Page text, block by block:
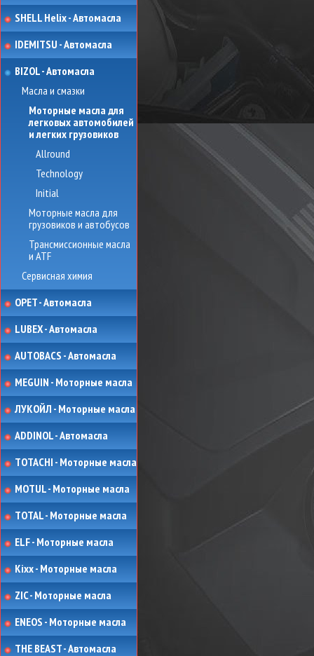
SHELL Helix - Автомасла
IDEMITSU - Автомасла
BIZOL - Автомасла
Масла и смазки
Моторные масла для
легковых автомобилей
и легких грузовиков
Allround
Technology
Initial
Моторные масла для
грузовиков и автобусов
Трансмиссионные масла
и ATF
Сервисная химия
OPET - Автомасла
LUBEX - Автомасла
AUTOBACS - Автомасла
MEGUIN - Моторные масла
ЛУКОЙЛ - Моторные масла
ADDINOL - Автомасла
TOTACHI - Моторные масла
MOTUL - Моторные масла
TOTAL - Моторные масла
ELF - Моторные масла
Kixx - Моторные масла
ZIC - Моторные масла
ENEOS - Моторные масла
THE BEAST - Автомасла